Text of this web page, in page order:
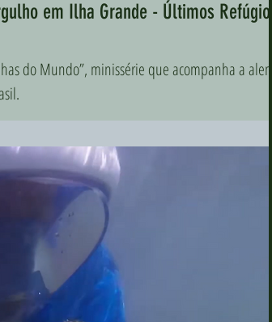
em Ilha Grande - Últimos Refúgios
do Mundo”, minissérie que acompanha a alemã